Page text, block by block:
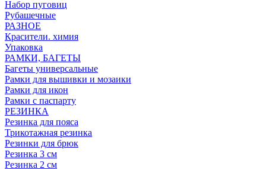
Набор пуговиц
Рубашечные
РАЗНОЕ
Красители. химия
Упаковка
РАМКИ, БАГЕТЫ
Багеты универсальные
Рамки для вышивки и мозаики
Рамки для икон
Рамки с паспарту
РЕЗИНКА
Резинка для пояса
Трикотажная резинка
Резинки для брюк
Резинка 3 см
Резинка 2 см